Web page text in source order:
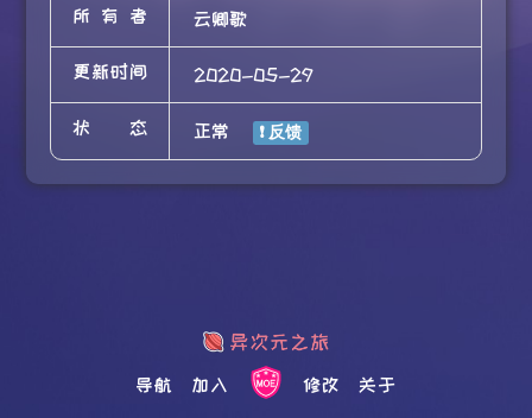
所有者 云卿歌
更新时间 2020-05-29
状态 正常
导航 加入 修改 关于